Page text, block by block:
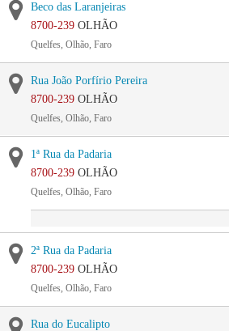
Beco das Laranjeiras
8700-239 OLHÃO
Quelfes, Olhão, Faro
Rua João Porfírio Pereira
8700-239 OLHÃO
Quelfes, Olhão, Faro
1ª Rua da Padaria
8700-239 OLHÃO
Quelfes, Olhão, Faro
2ª Rua da Padaria
8700-239 OLHÃO
Quelfes, Olhão, Faro
Rua do Eucalipto